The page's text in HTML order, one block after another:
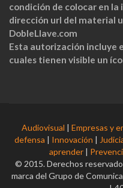
condición de colocar en
dirección url del material
DobleLlave.com
Esta autorización incluye
cuales tienen visible un
Audiovisual | Empresas y
defensa | Innovación |
aprender |
© 2015. Derechos
marca del Grupo de